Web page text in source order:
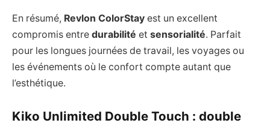
En résumé, Revlon ColorStay est un excellent
compromis entre durabilité et sensorialité. Parfait
pour les longues journées de travail, les voyages ou
les événements où le confort compte autant que
l’esthétique.
Kiko Unlimited Double Touch : double